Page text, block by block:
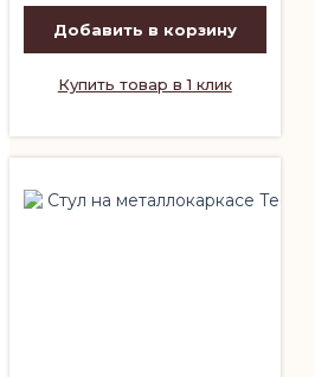
Добавить в корзину
Купить товар в 1 клик